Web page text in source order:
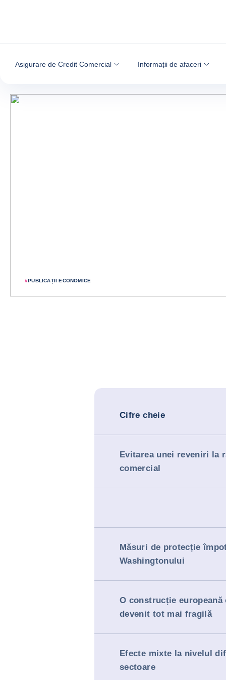
Asigurare de Credit Comercial Informații de afaceri
#PUBLICAȚII ECONOMICE
Cifre cheie
Evitarea unei reveniri la
comercial
Măsuri de protecție
Washingtonului
O construcție europeană
devenit tot mai fragilă
Efecte mixte la nivelul
sectoare